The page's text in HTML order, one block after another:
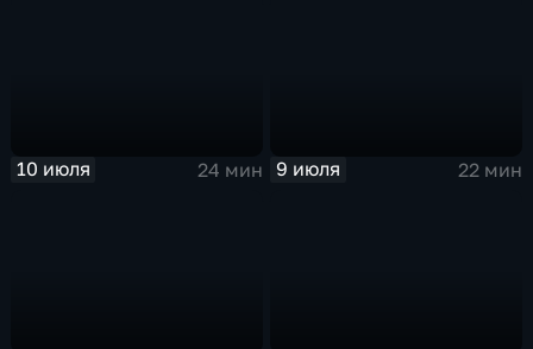
10 июля 24 мин 9 июля 22 мин